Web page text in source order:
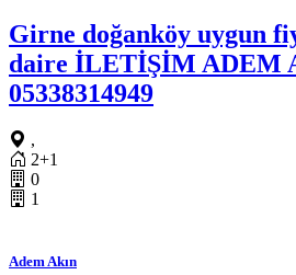
Girne doğanköy uygun
daire İLETİŞİM ADEM
05338314949
,
2+1
0
1
Adem Akın